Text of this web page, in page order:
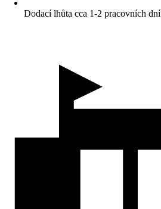
Dodací lhůta cca 1-2 pracovních dní